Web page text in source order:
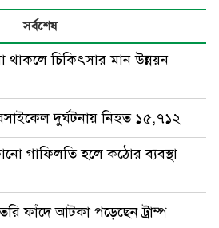
সর্বশেষ
থাকলে চিকিৎসার মান উন্নয়ন
দুর্ঘটনায় নিহত ১৫,৭১২
গাফিলতি হলে কঠোর ব্যবস্থা
ফাঁদে আটকা পড়েছেন ট্রাম্প